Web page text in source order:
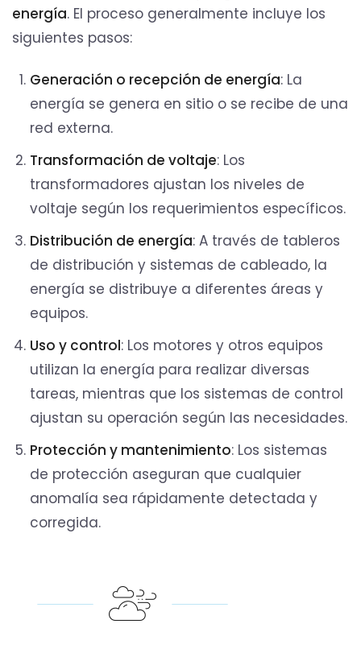
energía. El proceso generalmente incluye los
siguientes pasos:
Generación o recepción de energía: La
energía se genera en sitio o se recibe de una
red externa.
Transformación de voltaje: Los
transformadores ajustan los niveles de
voltaje según los requerimientos específicos.
Distribución de energía: A través de tableros
de distribución y sistemas de cableado, la
energía se distribuye a diferentes áreas y
equipos.
Uso y control: Los motores y otros equipos
utilizan la energía para realizar diversas
tareas, mientras que los sistemas de control
ajustan su operación según las necesidades.
Protección y mantenimiento: Los sistemas
de protección aseguran que cualquier
anomalía sea rápidamente detectada y
corregida.